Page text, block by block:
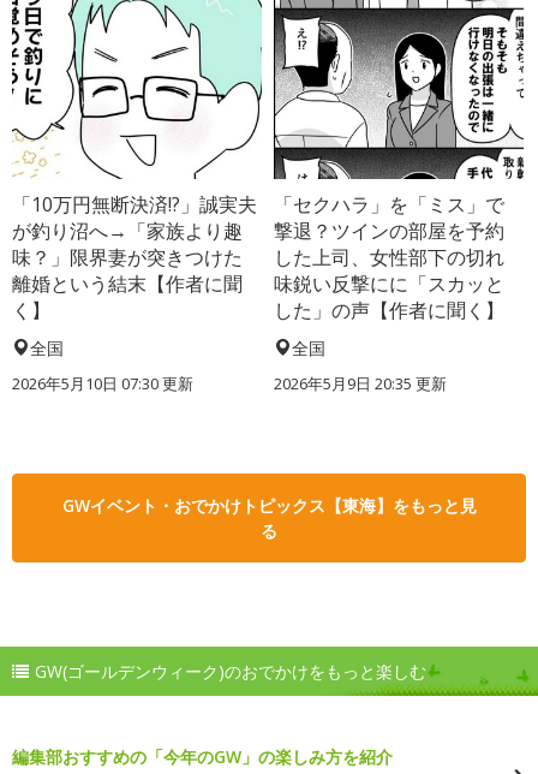
「10万円無断決済!?」誠実夫
が釣り沼へ→「家族より趣
味？」限界妻が突きつけた
離婚という結末【作者に聞
く】
全国
2026年5月10日 07:30 更新
「セクハラ」を「ミス」で
撃退？ツインの部屋を予約
した上司、女性部下の切れ
味鋭い反撃にに「スカッと
した」の声【作者に聞く】
全国
2026年5月9日 20:35 更新
GWイベント・おでかけトピックス【東海】をもっと見
る
GW(ゴールデンウィーク)のおでかけをもっと楽しむ
編集部おすすめの「今年のGW」の楽しみ方を紹介